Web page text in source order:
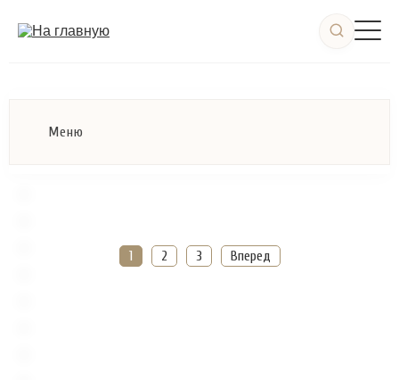
Меню
1 2 3 Вперед